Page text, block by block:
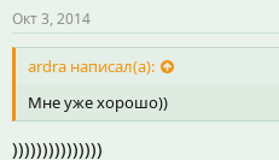
а
Окт 3, 2014
ardra написал(а):
Мне уже хорошо))
)))))))))))))))